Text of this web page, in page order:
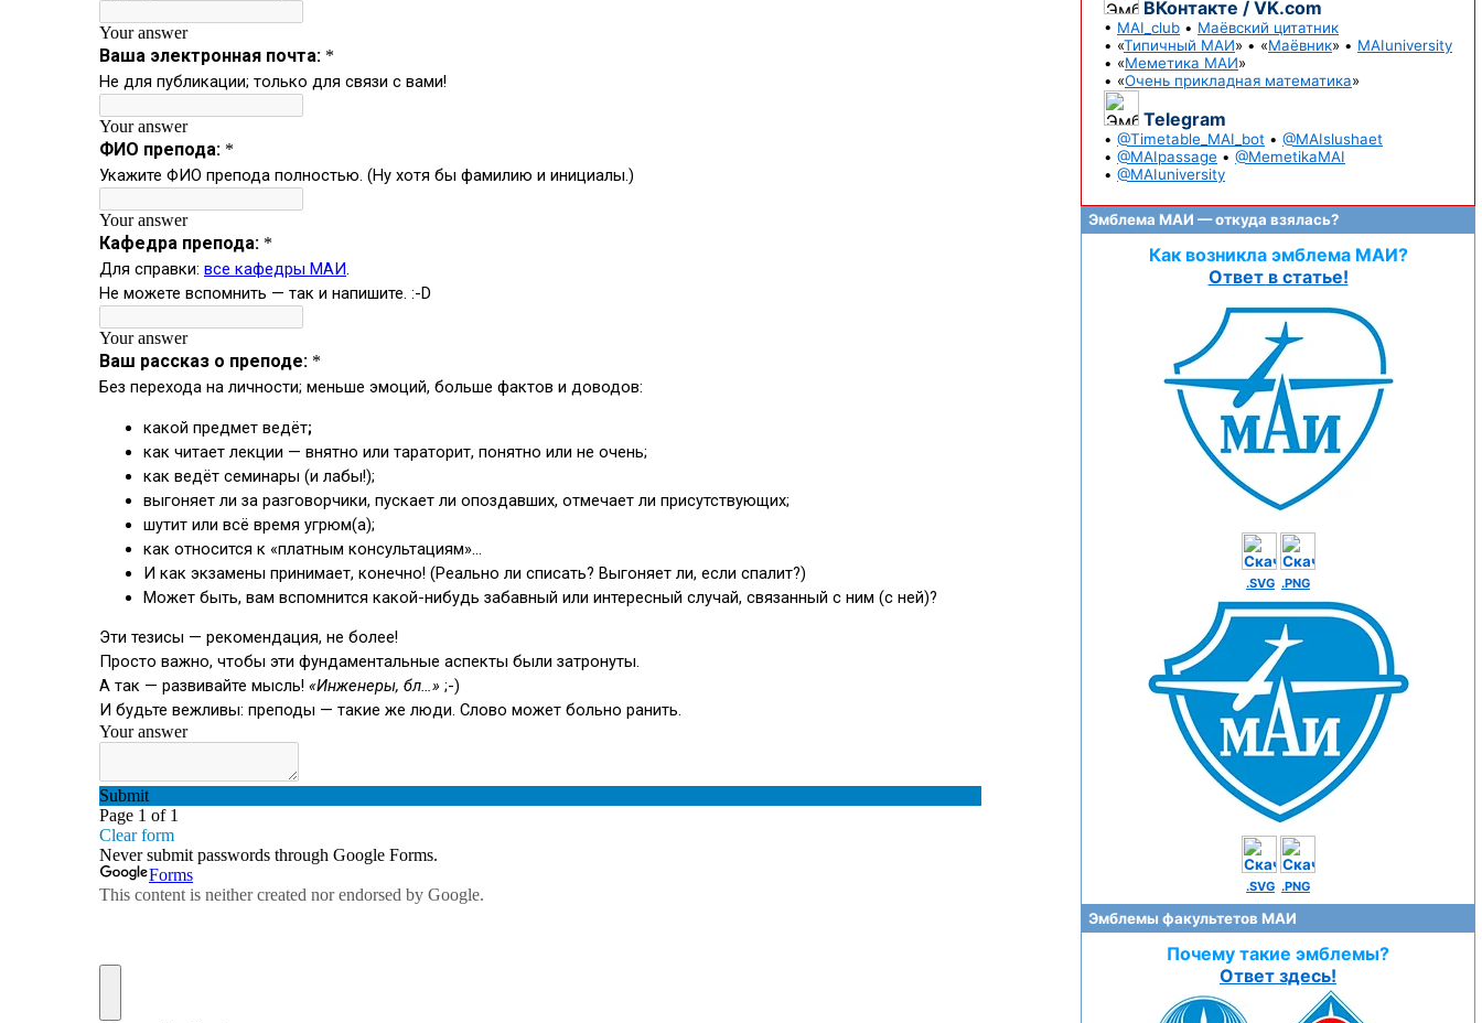
ВКонтакте / VK.com
• MAI_club • Маёвский цитатник
• «Типичный МАИ» • «Маёвник» • MAIuniversity
• «Меметика МАИ»
• «Очень прикладная математика»
Telegram
• @Timetable_MAI_bot • @MAIslushaet
• @MAIpassage • @MemetikaMAI
• @MAIuniversity
Эмблема МАИ — откуда взялась?
Как возникла эмблема МАИ?
Ответ в статье!
.SVG .PNG
.SVG .PNG
Эмблемы факультетов МАИ
Почему такие эмблемы?
Ответ здесь!